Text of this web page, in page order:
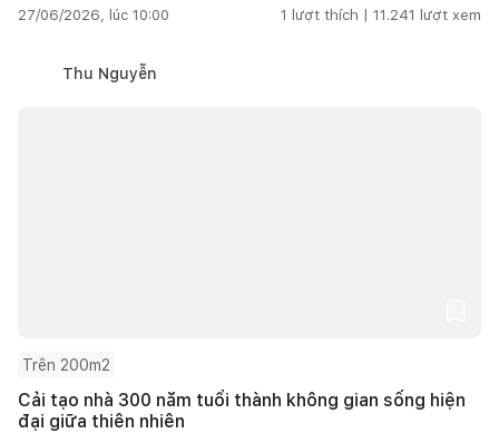
27/06/2026, lúc 10:00 1 lượt thích | 11.241 lượt xem
Thu Nguyễn
Trên 200m2
Cải tạo nhà 300 năm tuổi thành không gian sống hiện
đại giữa thiên nhiên